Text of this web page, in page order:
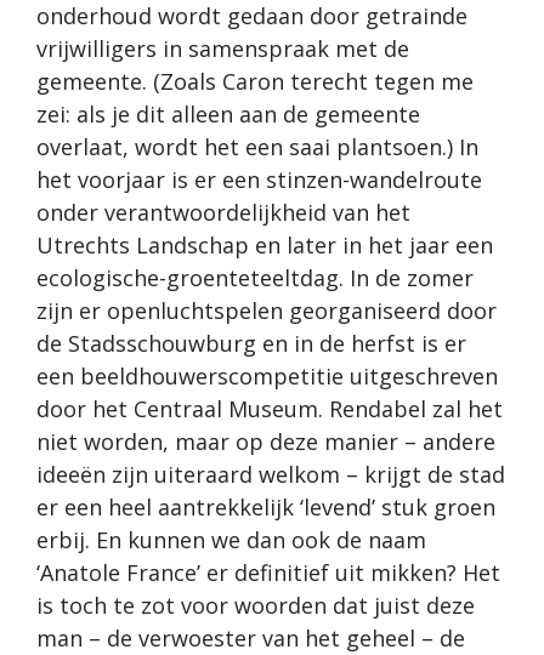
onderhoud wordt gedaan door getrainde
vrijwilligers in samenspraak met de
gemeente. (Zoals Caron terecht tegen me
zei: als je dit alleen aan de gemeente
overlaat, wordt het een saai plantsoen.) In
het voorjaar is er een stinzen-wandelroute
onder verantwoordelijkheid van het
Utrechts Landschap en later in het jaar een
ecologische-groenteteeltdag. In de zomer
zijn er openluchtspelen georganiseerd door
de Stadsschouwburg en in de herfst is er
een beeldhouwerscompetitie uitgeschreven
door het Centraal Museum. Rendabel zal het
niet worden, maar op deze manier – andere
ideeën zijn uiteraard welkom – krijgt de stad
er een heel aantrekkelijk ‘levend’ stuk groen
erbij. En kunnen we dan ook de naam
‘Anatole France’ er definitief uit mikken? Het
is toch te zot voor woorden dat juist deze
man – de verwoester van het geheel – de